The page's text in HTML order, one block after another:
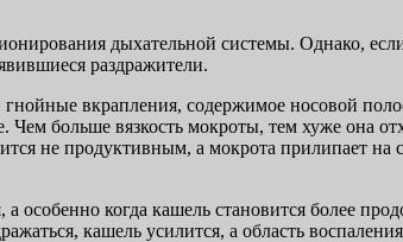
дыхательной системы. Однако,
раздражители.
вкрапления, содержимое носовой
больше вязкость мокроты, тем хуже она
не продуктивным, а мокрота прилипает
особенно когда кашель становится более
кашель усилится, а область